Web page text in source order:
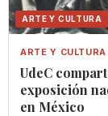
ARTE Y CULTURA
ARTE Y CULTURA
UdeC
exposición
en México